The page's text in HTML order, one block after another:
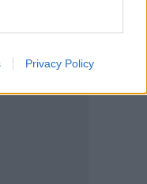
Privacy Policy